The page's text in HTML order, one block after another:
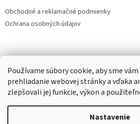
Používame súbory cookie, aby sme
prehliadanie webovej stránky a vďaka
zlepšovali jej funkcie, výkon a
Nastavenie
Obchodné a reklamačné podmienky
Ochrana osobných údajov